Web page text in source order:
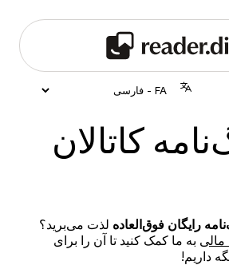
کاتالان
رایگان فوق‌العاده لذت می‌برید؟
به ما کمک کنید تا آن را برای
داریم!